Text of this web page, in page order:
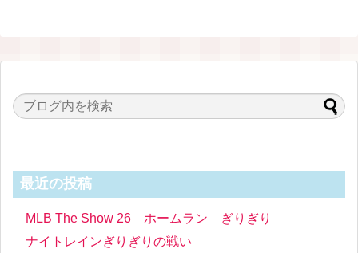
最近の投稿
MLB The Show 26 ホームラン ぎりぎり
ナイトレインぎりぎりの戦い